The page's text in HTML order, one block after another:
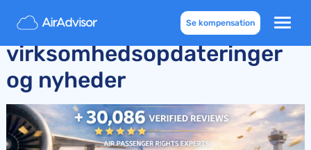
Se kompensation
AirAdvisor-
virksomhedsopdateringer
og nyheder